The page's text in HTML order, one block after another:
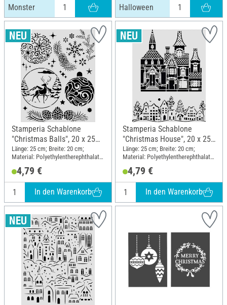
Monster Halloween
Stamperia Schablone
"Christmas Balls", 20 x 25
cm
Länge: 25 cm; Breite: 20 cm;
Material: Polyethylentherephthalat
4,79 €
In den Warenkorb
Stamperia Schablone
"Christmas House", 20 x 25
cm
Länge: 25 cm; Breite: 20 cm;
Material: Polyethylentherephthalat
4,79 €
In den Warenkorb